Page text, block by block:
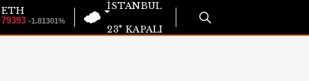
ETH
79393 -1.81301%
İSTANBUL
23° KAPALI